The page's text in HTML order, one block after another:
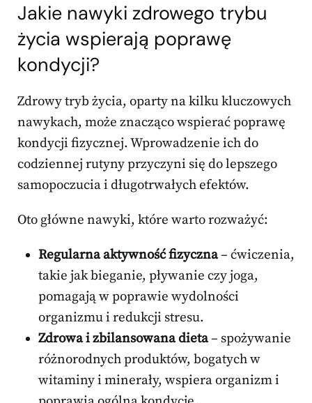
Jakie nawyki zdrowego trybu
życia wspierają poprawę
kondycji?
Zdrowy tryb życia, oparty na kilku kluczowych
nawykach, może znacząco wspierać poprawę
kondycji fizycznej. Wprowadzenie ich do
codziennej rutyny przyczyni się do lepszego
samopoczucia i długotrwałych efektów.
Oto główne nawyki, które warto rozważyć:
Regularna aktywność fizyczna– ćwiczenia,
takie jak bieganie, pływanie czy joga,
pomagają w poprawie wydolności
organizmu i redukcji stresu.
Zdrowa i zbilansowana dieta– spożywanie
różnorodnych produktów, bogatych w
witaminy i minerały, wspiera organizm i